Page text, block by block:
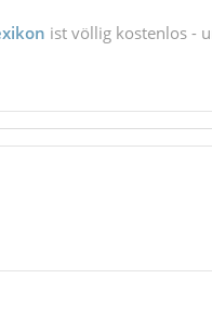
ist völlig kostenlos -